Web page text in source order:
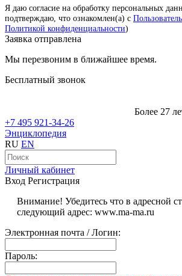
Я даю согласие на обработку персональных
подтверждаю, что ознакомлен(а) с
Политикой конфиденциальности)
Заявка отправлена
Мы перезвоним в ближайшее время.
Бесплатный звонок
Более 27
+7 495 921-34-26
Энциклопедия
RU EN
Личный кабинет
Вход Регистрация
Внимание! Убедитесь что в адресной
следующий адрес: www.ma-ma.ru
Электронная почта / Логин:
Пароль: